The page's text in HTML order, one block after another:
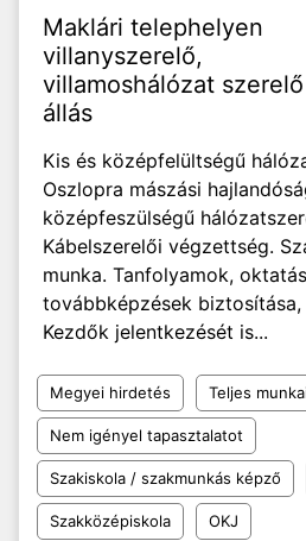
Maklári telephelyen
villanyszerelő,
villamoshálózat szerelő
állás
Kis és középfelültségű
Oszlopra mászási
középfeszülségű
Kábelszerelői végzettség.
munka. Tanfolyamok,
továbbképzések
Kezdők jelentkezését is...
Megyei hirdetés Teljes
Nem igényel tapasztalatot
Szakiskola / szakmunkás képző
Szakközépiskola OKJ